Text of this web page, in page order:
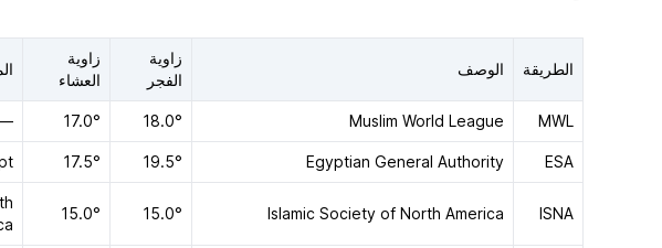
الطريقة الوصف
زاوية
الفجر
زاوية
العشاء
MWL
Muslim World League
18.0°
17.0°
ESA
Egyptian General Authority
19.5°
17.5°
ISNA
Islamic Society of North America
15.0°
15.0°